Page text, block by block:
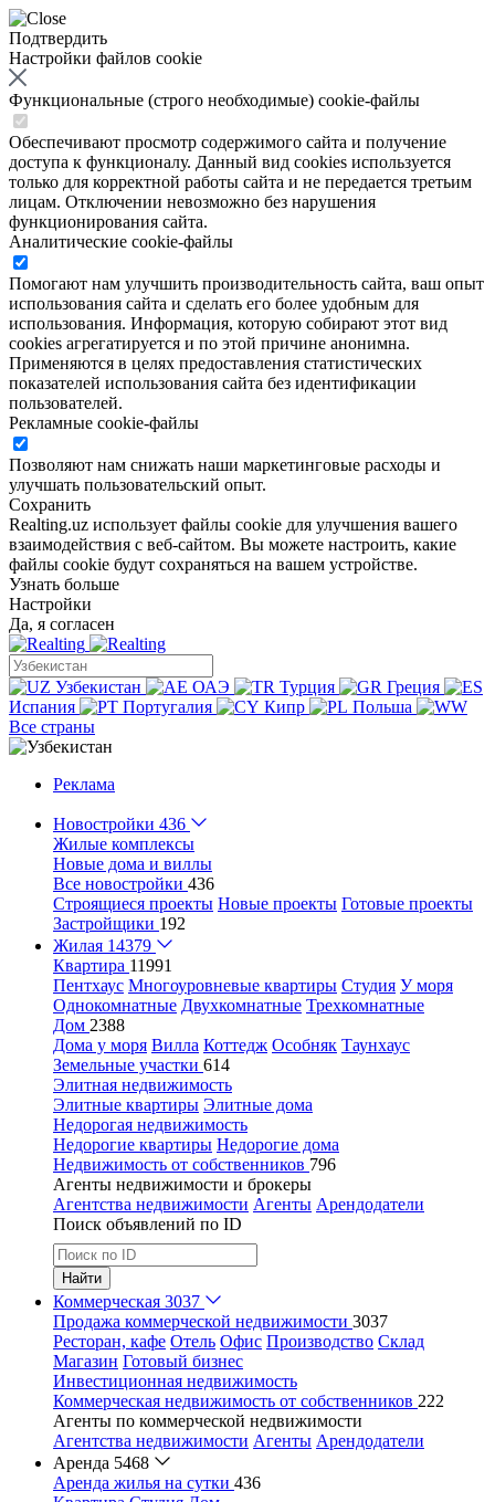
Подтвердить
Настройки файлов cookie
Функциональные (строго необходимые) cookie-файлы
Обеспечивают просмотр содержимого сайта и получение
доступа к функционалу. Данный вид cookies используется
только для корректной работы сайта и не передается третьим
лицам. Отключении невозможно без нарушения
функционирования сайта.
Аналитические cookie-файлы
Помогают нам улучшить производительность сайта, ваш опыт
использования сайта и сделать его более удобным для
использования. Информация, которую собирают этот вид
cookies агрегатируется и по этой причине анонимна.
Применяются в целях предоставления статистических
показателей использования сайта без идентификации
пользователей.
Рекламные cookie-файлы
Позволяют нам снижать наши маркетинговые расходы и
улучшать пользовательский опыт.
Сохранить
Realting.uz использует файлы cookie для улучшения вашего
взаимодействия с веб-сайтом. Вы можете настроить, какие
файлы cookie будут сохраняться на вашем устройстве.
Узнать больше
Настройки
Да, я согласен
Узбекистан ОАЭ Турция
Греция
Испания
Португалия Кипр
Польша
Все страны
Реклама
Новостройки 436
Жилые комплексы
Новые дома и виллы
Все новостройки 436
Строящиеся проекты Новые проекты Готовые проекты
Застройщики 192
Жилая 14379
Квартира 11991
Пентхаус Многоуровневые квартиры Студия У моря
Однокомнатные Двухкомнатные Трехкомнатные
Дом 2388
Дома у моря Вилла Коттедж Особняк Таунхаус
Земельные участки 614
Элитная недвижимость
Элитные квартиры Элитные дома
Недорогая недвижимость
Недорогие квартиры Недорогие дома
Недвижимость от собственников 796
Агенты недвижимости и брокеры
Агентства недвижимости Агенты Арендодатели
Поиск объявлений по ID
Найти
Коммерческая 3037
Продажа коммерческой недвижимости 3037
Ресторан, кафе Отель Офис Производство Склад
Магазин Готовый бизнес
Инвестиционная недвижимость
Коммерческая недвижимость от собственников 222
Агенты по коммерческой недвижимости
Агентства недвижимости Агенты Арендодатели
Аренда 5468
Аренда жилья на сутки 436